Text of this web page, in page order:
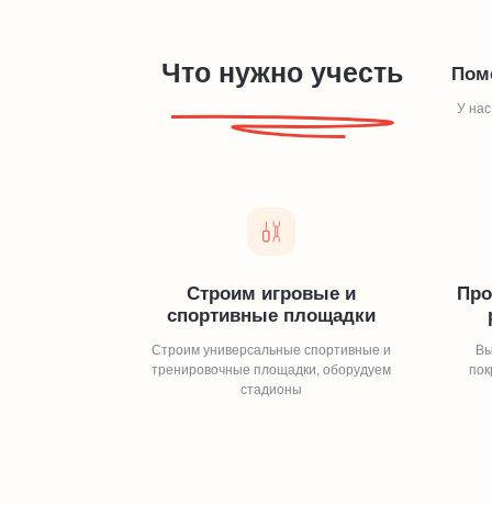
Что нужно учесть
У
Строим игровые и
спортивные площадки
Строим универсальные спортивные и
тренировочные площадки, оборудуем
стадионы